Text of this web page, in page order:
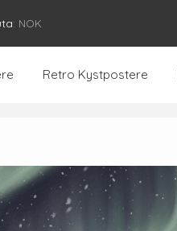
: NOK
Retro Kystpostere